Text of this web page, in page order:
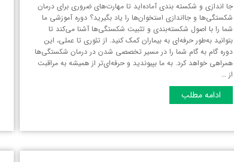
جا اندازی و شکسته بندی آماده‌اید تا مهارت‌های ضروری برای درمان
شکستگی‌ها و جااندازی استخوان‌ها را یاد بگیرید؟ دوره آموزشی ما
شما را با اصول شکسته‌بندی و تثبیت شکستگی‌ها آشنا می‌کند تا
بتوانید به‌طور حرفه‌ای به بیماران کمک کنید. از تئوری تا عملی، این
دوره گام به گام شما را در مسیر تخصصی شدن در درمان شکستگی‌ها
همراهی خواهد کرد. به ما بپیوندید و حرفه‌ای‌تر از همیشه به مراقبت
از …
ادامه مطلب